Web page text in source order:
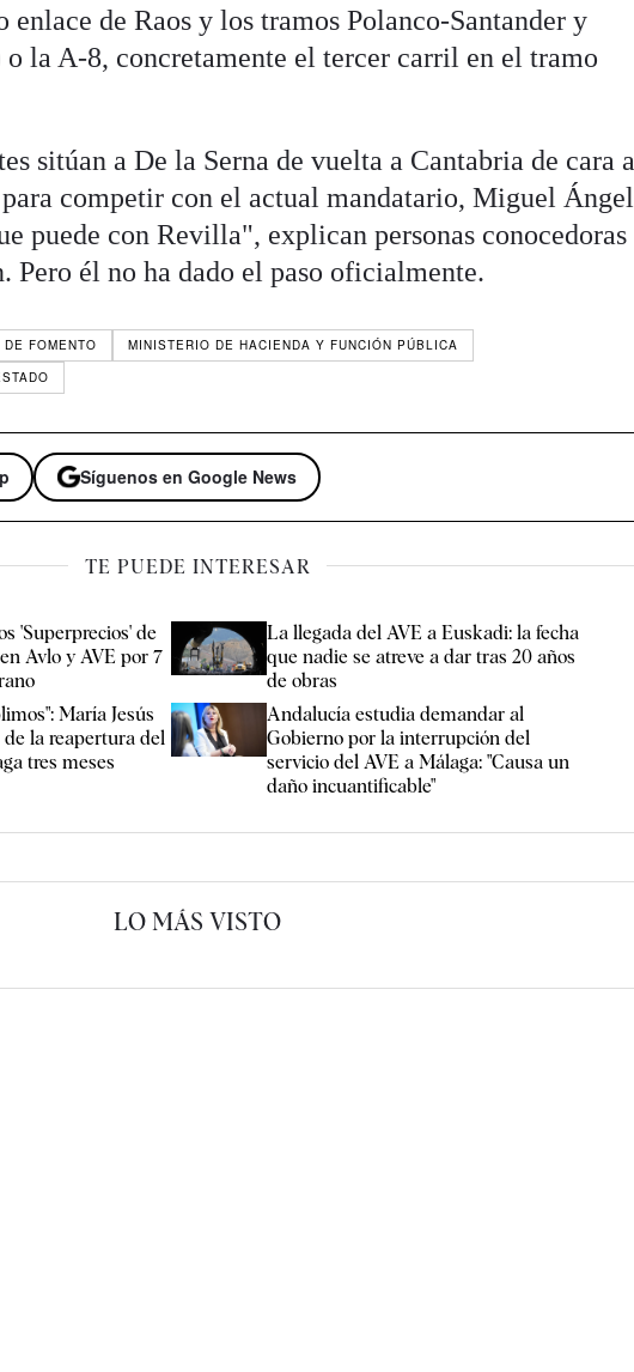
de Raos y los tramos Polanco-Santander y
o la A-8, concretamente el tercer carril en el tramo
sitúan a De la Serna de vuelta a Cantabria de cara a
competir con el actual mandatario, Miguel Ángel
puede con Revilla", explican personas conocedoras
Pero él no ha dado el paso oficialmente.
FOMENTO
MINISTERIO DE HACIENDA Y FUNCIÓN PÚBLICA
Síguenos en Google News
TE PUEDE INTERESAR
'Superprecios' de
Avlo y AVE por 7
La llegada del AVE a Euskadi: la fecha
que nadie se atreve a dar tras 20 años
de obras
María Jesús
la reapertura del
tres meses
Andalucía estudia demandar al
Gobierno por la interrupción del
servicio del AVE a Málaga: "Causa un
daño incuantificable"
LO MÁS VISTO